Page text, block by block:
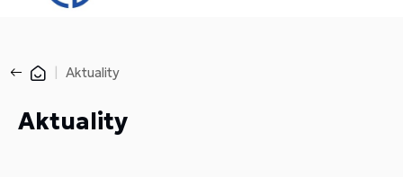
Aktuality
Aktuality